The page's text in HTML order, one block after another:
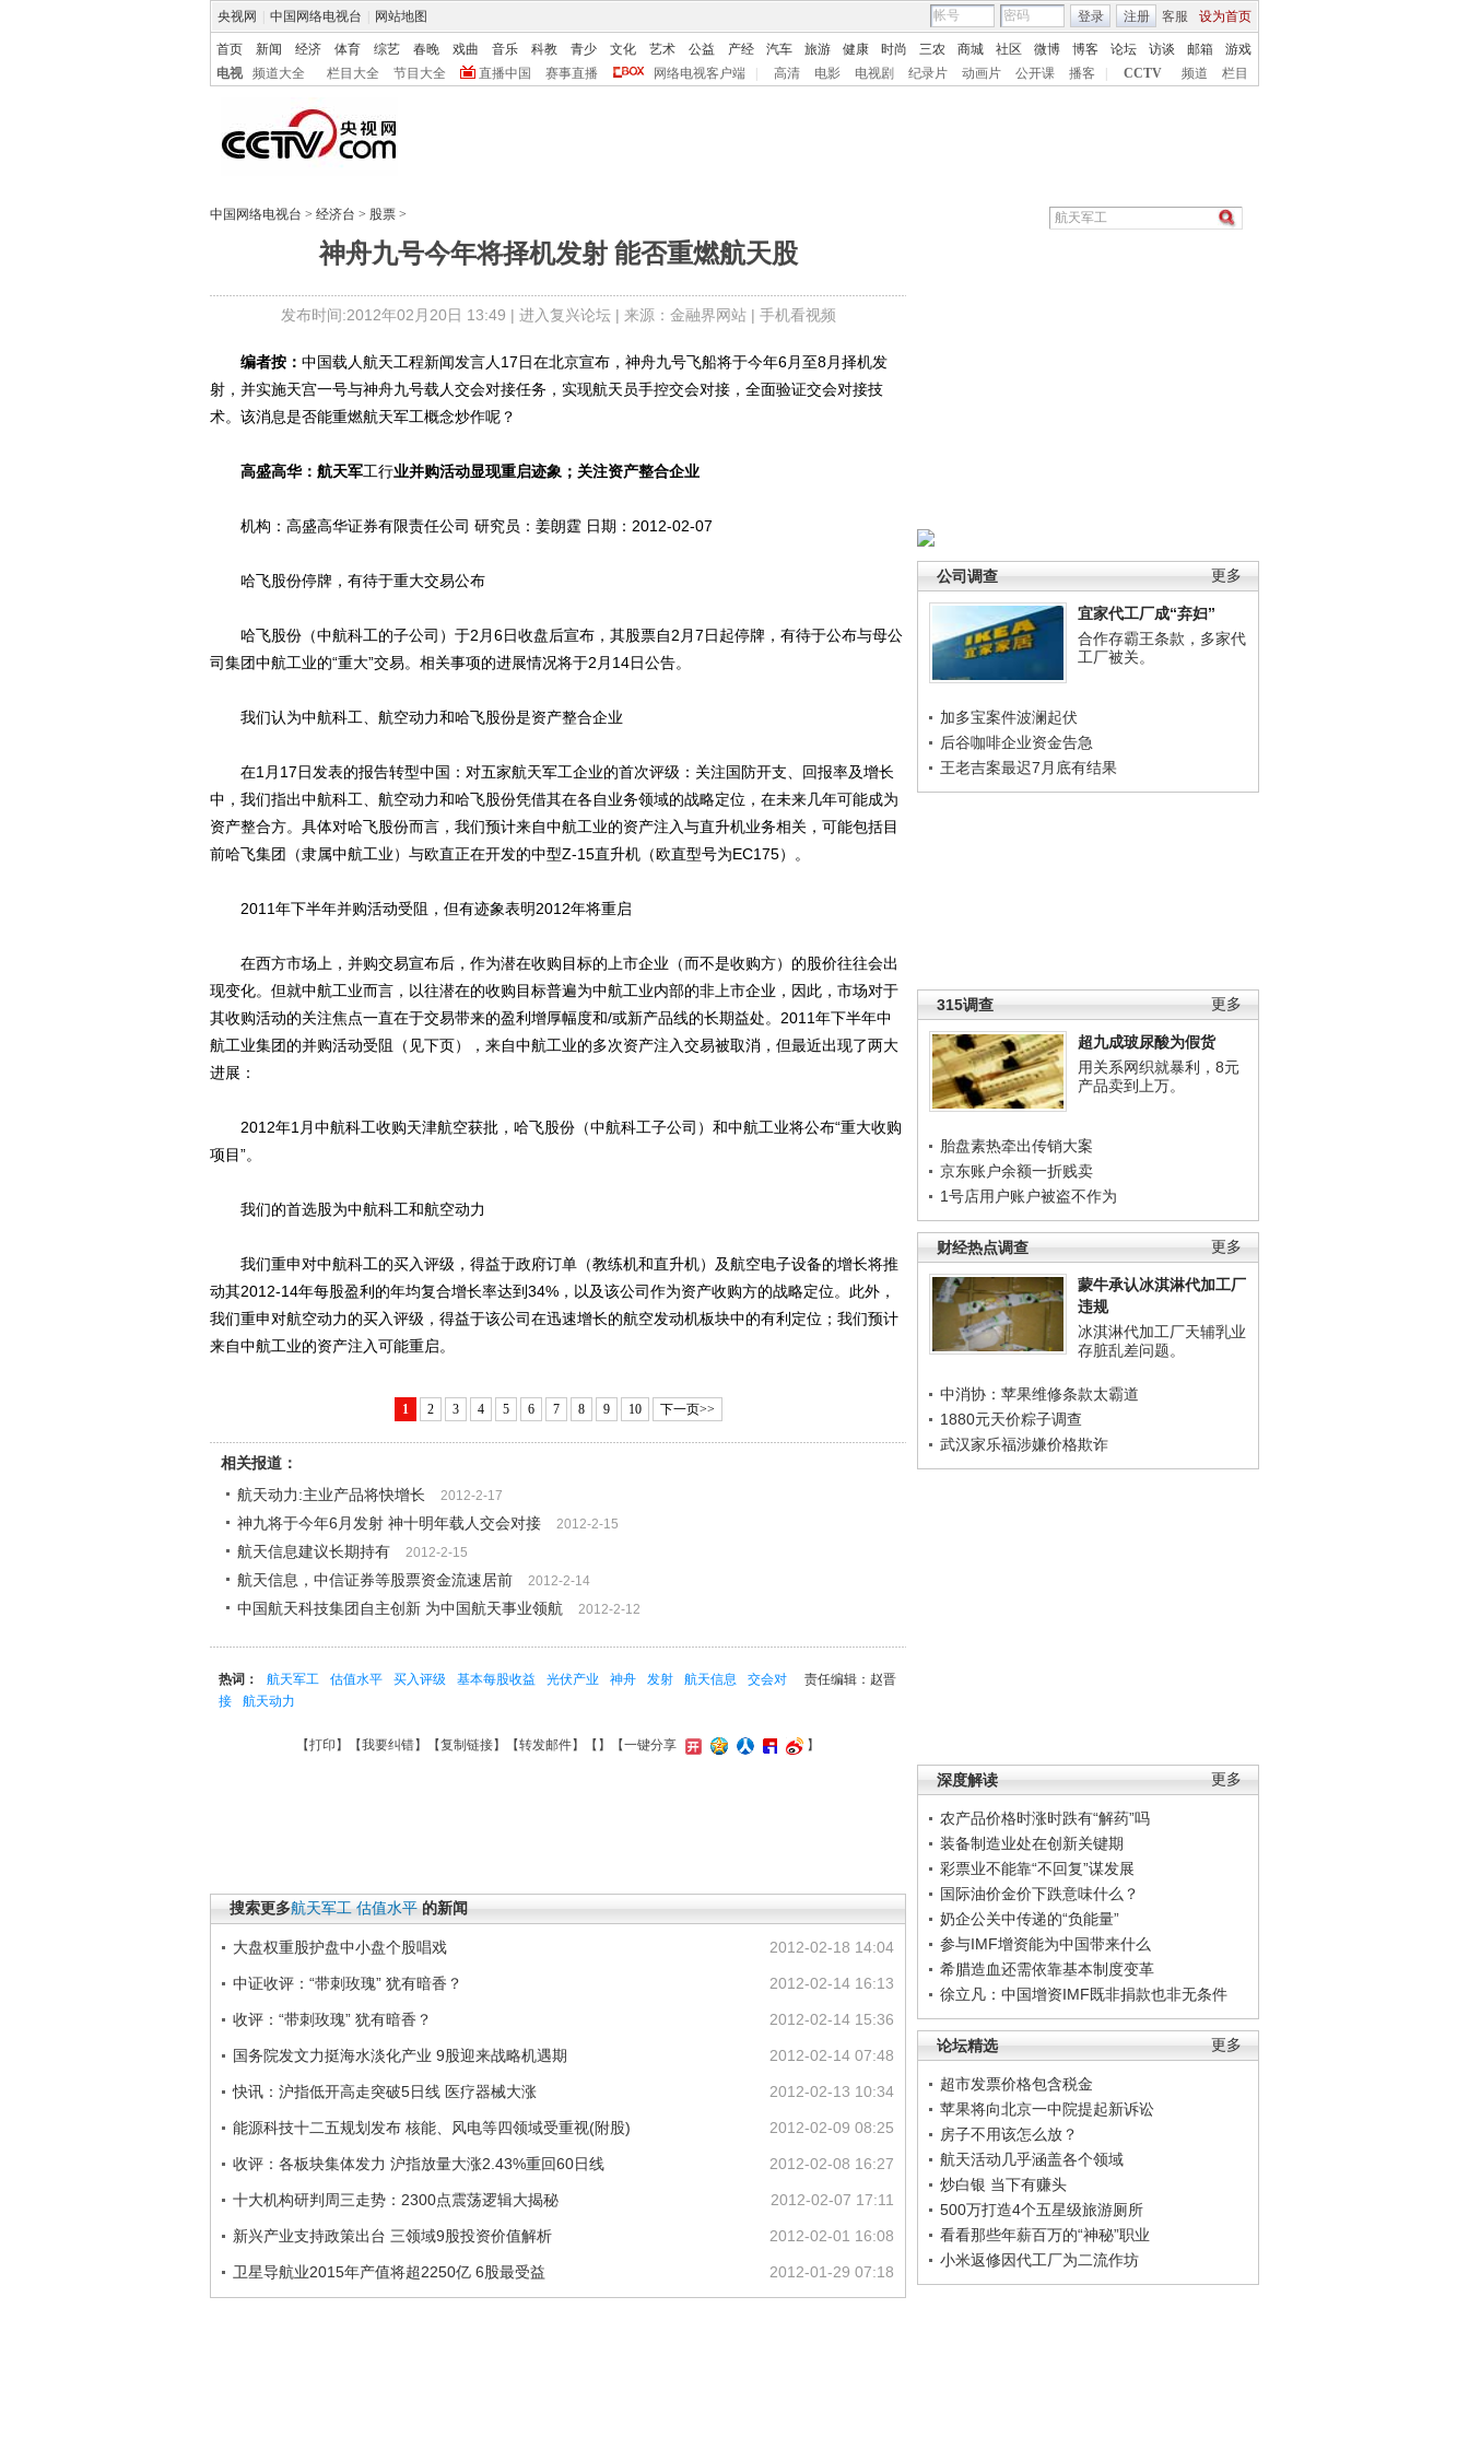
央视网 中国网络电视台 网站地图 客服 设为首页
登录 注册
首页 新闻 经济 体育 综艺 春晚 戏曲 音乐 科教 青少 文化 艺术 公益 产经 汽车 旅游 健康 时尚 三农 商城 社区 微博 博客 论坛 访谈 邮箱
游戏
电视
频道大全 栏目大全 节目大全 直播中国 赛事直播 网络电视客户端 高清 电影 电视剧 纪录片 动画片 公开课 播客 CCTV 频道 栏目
中国网络电视台 > 经济台 > 股票 >
神舟九号今年将择机发射 能否重燃航天股
发布时间:2012年02月20日 13:49 | 进入复兴论坛| 来源：金融界网站 | 手机看视频
更多
公司调查
宜家代工厂成“弃妇”
合作存霸王条款，多家代
工厂被关。
加多宝案件波澜起伏
后谷咖啡企业资金告急
王老吉案最迟7月底有结果
更多
315调查
超九成玻尿酸为假货
用关系网织就暴利，8元
产品卖到上万。
胎盘素热牵出传销大案
京东账户余额一折贱卖
1号店用户账户被盗不作为
更多
财经热点调查
蒙牛承认冰淇淋代加工厂
违规
冰淇淋代加工厂天辅乳业
存脏乱差问题。
中消协：苹果维修条款太霸道
1880元天价粽子调查
武汉家乐福涉嫌价格欺诈
更多
深度解读
农产品价格时涨时跌有“解药”吗
装备制造业处在创新关键期
彩票业不能靠“不回复”谋发展
国际油价金价下跌意味什么？
奶企公关中传递的“负能量”
参与IMF增资能为中国带来什么
希腊造血还需依靠基本制度变革
徐立凡：中国增资IMF既非捐款也非无条件
更多
论坛精选
超市发票价格包含税金
苹果将向北京一中院提起新诉讼
房子不用该怎么放？
航天活动几乎涵盖各个领域
炒白银 当下有赚头
500万打造4个五星级旅游厕所
看看那些年薪百万的“神秘”职业
小米返修因代工厂为二流作坊
编者按： 中国载人航天工程新闻发言人17日在北京宣布，神舟九号飞船将于今年6月至8月择机发
射，并实施天宫一号与神舟九号载人交会对接任务，实现航天员手控交会对接，全面验证交会对接技
术。该消息是否能重燃航天军工概念炒作呢？
高盛高华：航天军工行业并购活动显现重启迹象；关注资产整合企业
机构：高盛高华证券有限责任公司 研究员：姜朗霆 日期：2012-02-07
哈飞股份停牌，有待于重大交易公布
哈飞股份（中航科工的子公司）于2月6日收盘后宣布，其股票自2月7日起停牌，有待于公布与母公
司集团中航工业的“重大”交易。相关事项的进展情况将于2月14日公告。
我们认为中航科工、航空动力和哈飞股份是资产整合企业
在1月17日发表的报告转型中国：对五家航天军工企业的首次评级：关注国防开支、回报率及增长
中，我们指出中航科工、航空动力和哈飞股份凭借其在各自业务领域的战略定位，在未来几年可能成为
资产整合方。具体对哈飞股份而言，我们预计来自中航工业的资产注入与直升机业务相关，可能包括目
前哈飞集团（隶属中航工业）与欧直正在开发的中型Z-15直升机（欧直型号为EC175）。
2011年下半年并购活动受阻，但有迹象表明2012年将重启
在西方市场上，并购交易宣布后，作为潜在收购目标的上市企业（而不是收购方）的股价往往会出
现变化。但就中航工业而言，以往潜在的收购目标普遍为中航工业内部的非上市企业，因此，市场对于
其收购活动的关注焦点一直在于交易带来的盈利增厚幅度和/或新产品线的长期益处。2011年下半年中
航工业集团的并购活动受阻（见下页），来自中航工业的多次资产注入交易被取消，但最近出现了两大
进展：
2012年1月中航科工收购天津航空获批，哈飞股份（中航科工子公司）和中航工业将公布“重大收购
项目”。
我们的首选股为中航科工和航空动力
我们重申对中航科工的买入评级，得益于政府订单（教练机和直升机）及航空电子设备的增长将推
动其2012-14年每股盈利的年均复合增长率达到34%，以及该公司作为资产收购方的战略定位。此外，
我们重申对航空动力的买入评级，得益于该公司在迅速增长的航空发动机板块中的有利定位；我们预计
来自中航工业的资产注入可能重启。
1 2 3 4 5 6 7 8 9 10 下一页>>
相关报道：
航天动力:主业产品将快增长
2012-2-17
神九将于今年6月发射 神十明年载人交会对接 2012-2-15
航天信息建议长期持有 2012-2-15
航天信息，中信证券等股票资金流速居前 2012-2-14
中国航天科技集团自主创新 为中国航天事业领航 2012-2-12
责任编辑：赵晋
热词： 航天军工 估值水平 买入评级 基本每股收益 光伏产业 神舟 发射 航天信息
交会对
接
航天动力
【打印 】【我要纠错】【复制链接】【转发邮件】【 】 【一键分享 】
搜索更多航天军工 估值水平 的新闻
2012-02-18 14:04
大盘权重股护盘中小盘个股唱戏
2012-02-14 16:13
中证收评：“带刺玫瑰” 犹有暗香？
2012-02-14 15:36
收评：“带刺玫瑰” 犹有暗香？
2012-02-14 07:48
国务院发文力挺海水淡化产业 9股迎来战略机遇期
2012-02-13 10:34
快讯：沪指低开高走突破5日线 医疗器械大涨
2012-02-09 08:25
能源科技十二五规划发布 核能、风电等四领域受重视(附股)
2012-02-08 16:27
收评：各板块集体发力 沪指放量大涨2.43%重回60日线
2012-02-07 17:11
十大机构研判周三走势：2300点震荡逻辑大揭秘
2012-02-01 16:08
新兴产业支持政策出台 三领域9股投资价值解析
2012-01-29 07:18
卫星导航业2015年产值将超2250亿 6股最受益